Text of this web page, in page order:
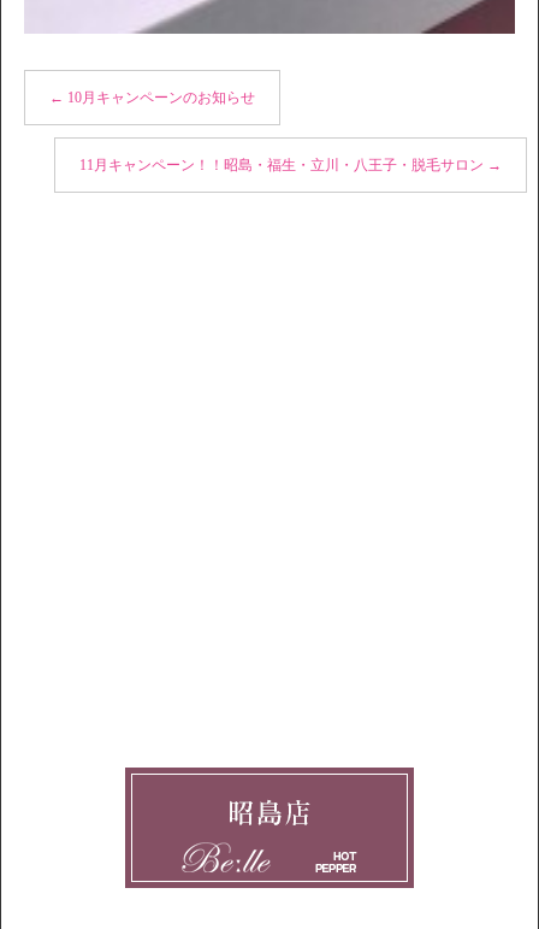
← 10月キャンペーンのお知らせ
11月キャンペーン！！昭島・福生・立川・八王子・脱毛サロン →